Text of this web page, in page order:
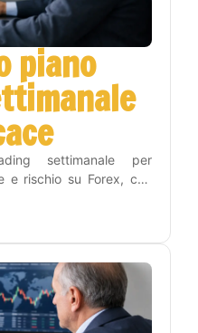
piano
settimanale per
e rischio su Forex, con